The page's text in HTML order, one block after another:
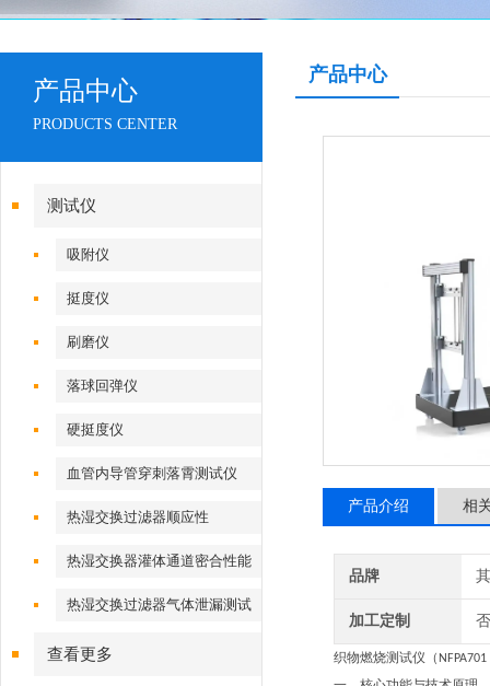
产品中心
PRODUCTS CENTER
测试仪
吸附仪
挺度仪
刷磨仪
落球回弹仪
硬挺度仪
血管内导管穿刺落霄测试仪
热湿交换过滤器顺应性
热湿交换器灌体通道密合性能
热湿交换过滤器气体泄漏测试
查看更多
产品中心
产品介绍 相
品牌
加工定制 否
织物燃烧测试仪 （ NFPA701